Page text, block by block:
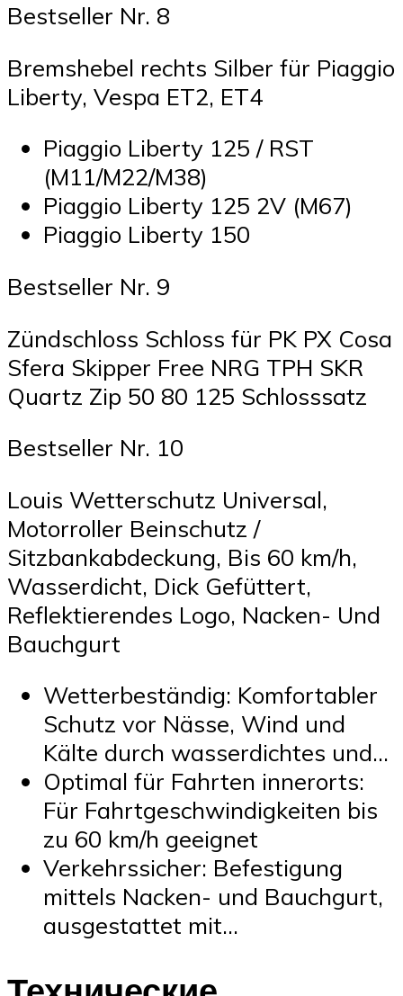
Bestseller Nr. 8
Bremshebel rechts Silber für Piaggio
Liberty, Vespa ET2, ET4
Piaggio Liberty 125 / RST
(M11/M22/M38)
Piaggio Liberty 125 2V (M67)
Piaggio Liberty 150
Bestseller Nr. 9
Zündschloss Schloss für PK PX Cosa
Sfera Skipper Free NRG TPH SKR
Quartz Zip 50 80 125 Schlosssatz
Bestseller Nr. 10
Louis Wetterschutz Universal,
Motorroller Beinschutz /
Sitzbankabdeckung, Bis 60 km/h,
Wasserdicht, Dick Gefüttert,
Reflektierendes Logo, Nacken- Und
Bauchgurt
Wetterbeständig: Komfortabler
Schutz vor Nässe, Wind und
Kälte durch wasserdichtes und…
Optimal für Fahrten innerorts:
Für Fahrtgeschwindigkeiten bis
zu 60 km/h geeignet
Verkehrssicher: Befestigung
mittels Nacken- und Bauchgurt,
ausgestattet mit…